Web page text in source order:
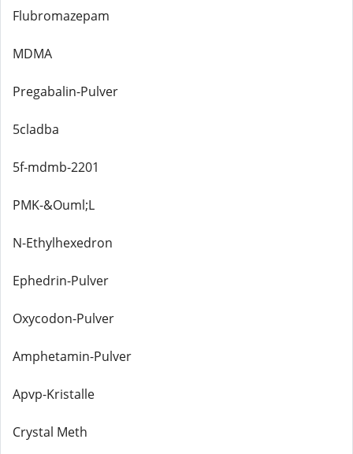
Flubromazepam
MDMA
Pregabalin-Pulver
5cladba
5f-mdmb-2201
PMK-&Ouml;L
N-Ethylhexedron
Ephedrin-Pulver
Oxycodon-Pulver
Amphetamin-Pulver
Apvp-Kristalle
Crystal Meth